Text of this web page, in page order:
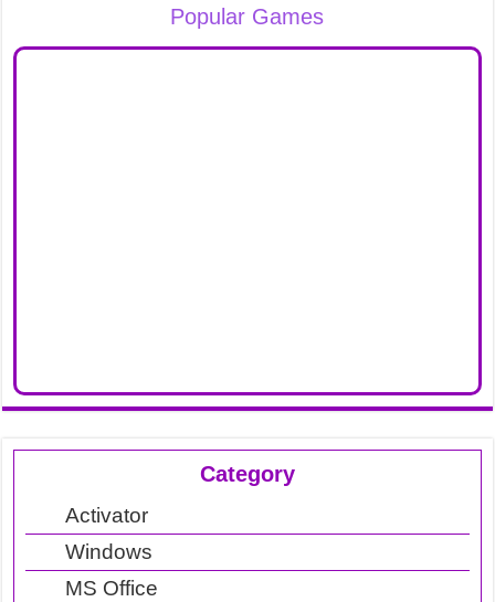
Popular Games
Category
Activator
Windows
MS Office